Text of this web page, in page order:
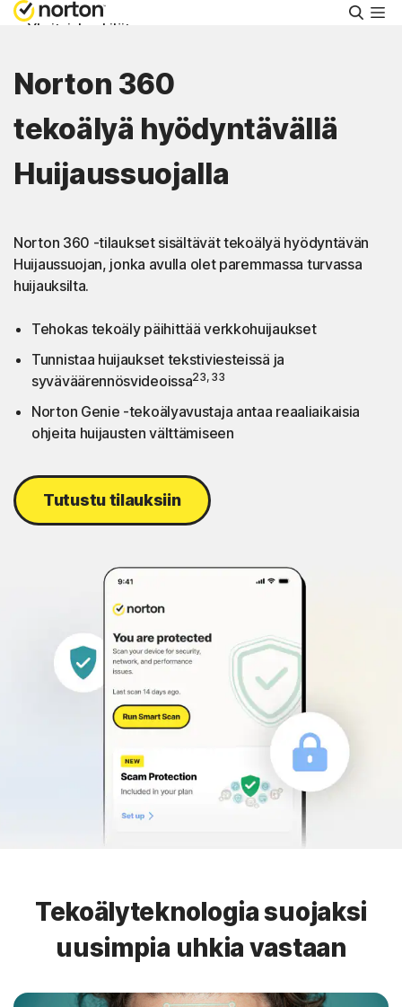
Hae
Yksityishenkilöt
Pienyritykset
Tuki
Suomi
Kirjaudu sisään
Norton 360
tekoälyä hyödyntävällä
Huijaussuojalla
Norton 360 -tilaukset sisältävät tekoälyä hyödyntävän
Huijaussuojan, jonka avulla olet paremmassa turvassa
huijauksilta.
Tehokas tekoäly päihittää verkkohuijaukset
Tunnistaa huijaukset tekstiviesteissä ja
syväväärennösvideoissa23, 33
Norton Genie -tekoälyavustaja antaa reaaliaikaisia
ohjeita huijausten välttämiseen
Tutustu tilauksiin
Tekoälyteknologia suojaksi
uusimpia uhkia vastaan